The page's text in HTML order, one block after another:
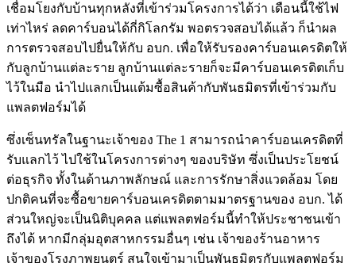
เชื่อมโยงกับบ้านทุกหลังที่เข้าร่วมโครงการได้ว่า เดือนนี้ใช้ไฟ
เท่าไหร่ ลดคาร์บอนได้กี่กิโลกรัม พอตรวจสอบได้แล้ว ก็นำผล
การตรวจสอบไปยื่นให้กับ อบก. เพื่อให้รับรองคาร์บอนเครดิตให้
กับลูกบ้านแต่ละราย ลูกบ้านแต่ละรายก็จะมีคาร์บอนเครดิตเก็บ
ไว้ในมือ นำไปแลกเป็นแต้มซื้อสินค้ากับพันธมิตรที่เข้าร่วมกับ
แพลตฟอร์มได้
ซึ่งเซ็นทรัลในฐานะเจ้าของ The 1 สามารถนำคาร์บอนเครดิตที่
รับแลกไว้ ไปใช้ในโครงการต่างๆ ของบริษัท ซึ่งเป็นประโยชน์
ต่อธุรกิจ ทั้งในด้านภาพลักษณ์ และการรักษาสิ่งแวดล้อม โดย
ปกติคนที่จะซื้อขายคาร์บอนเครดิตตามมาตรฐานของ อบก. ได้
ส่วนใหญ่จะเป็นนิติบุคคล แต่แพลตฟอร์มนี้ทำให้ประชาชนเข้า
ถึงได้ หากมีกลุ่มอุตสาหกรรมอื่นๆ เช่น เจ้าของร้านอาหาร
เจ้าของโรงภาพยนตร์ สนใจเข้ามาเป็นพันธมิตรกับแพลตฟอร์ม